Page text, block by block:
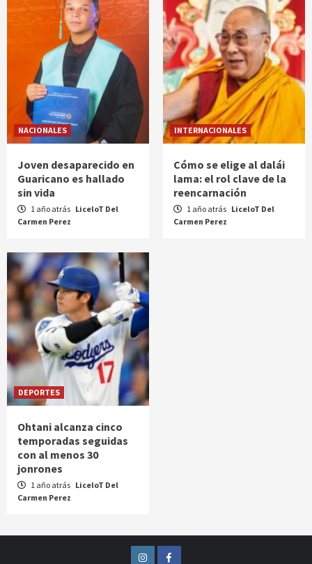
NACIONALES
Joven desaparecido en
Guaricano es hallado
sin vida
1 año atrás LiceloT Del
Carmen Perez
INTERNACIONALES
Cómo se elige al dalái
lama: el rol clave de la
reencarnación
1 año atrás LiceloT Del
Carmen Perez
DEPORTES
Ohtani alcanza cinco
temporadas seguidas
con al menos 30
jonrones
1 año atrás LiceloT Del
Carmen Perez